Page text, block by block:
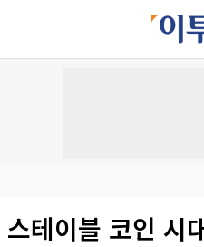
테이블 코인